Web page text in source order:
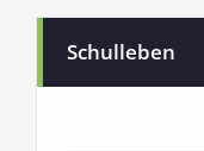
Schulleben